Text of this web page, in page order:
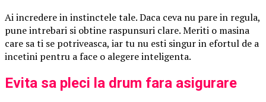
Ai incredere in instinctele tale. Daca ceva nu pare in regula,
pune intrebari si obtine raspunsuri clare. Meriti o masina
care sa ti se potriveasca, iar tu nu esti singur in efortul de a
incetini pentru a face o alegere inteligenta.
Evita sa pleci la drum fara asigurare